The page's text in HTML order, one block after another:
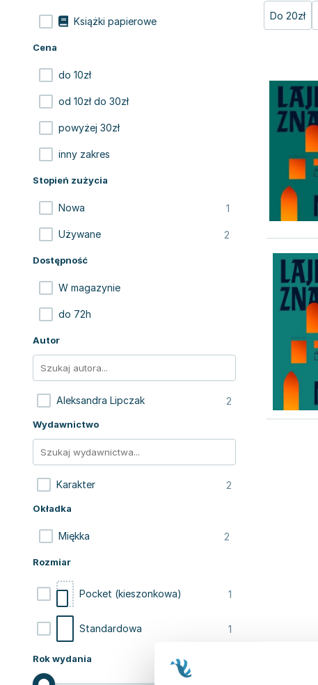
Książki papierowe
Cena
do 10zł
od 10zł do 30zł
powyżej 30zł
inny zakres
Stopień zużycia
Nowa 1
Używane 2
Dostępność
W magazynie
do 72h
Autor
Aleksandra Lipczak 2
Wydawnictwo
Karakter 2
Okładka
Miękka 2
Rozmiar
Pocket (kieszonkowa) 1
Standardowa 1
Rok wydania
Do 20zł